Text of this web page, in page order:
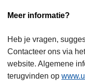
Meer informatie?
Heb je vragen,
Contacteer ons via
website. Algemene
terugvinden op